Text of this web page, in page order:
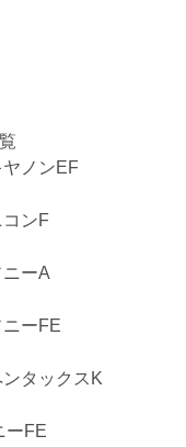
ヤノンEF
コンF
ーA
ーFE
タックスK
ーFE